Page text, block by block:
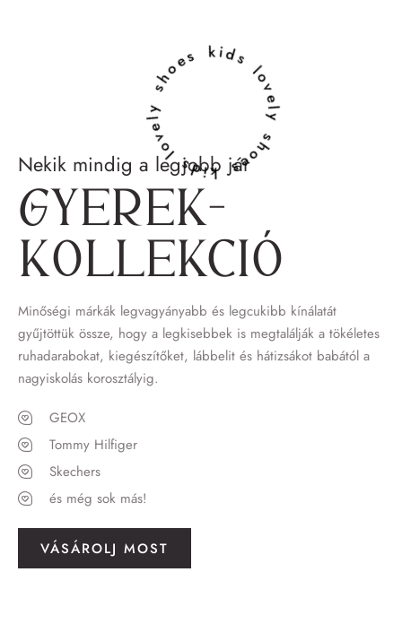
Nekik mindig a legjobb jár
Gyerek­
kollekció
Minőségi márkák legvagyányabb és legcukibb kínálatát
gyűjtöttük össze, hogy a legkisebbek is megtalálják a tökéletes
ruhadarabokat, kiegészítőket, lábbelit és hátizsákot babától a
nagyiskolás korosztályig.
GEOX
Tommy Hilfiger
Skechers
és még sok más!
VÁSÁROLJ MOST
lovely shoes kids lovely shoes kids